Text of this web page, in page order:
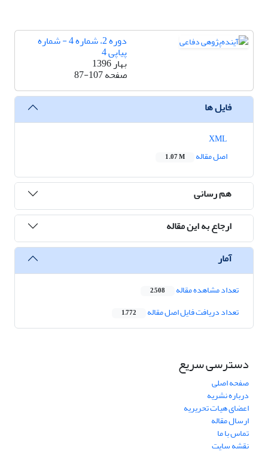
دوره 2، شماره 4 - شماره
پیاپی 4
بهار 1396
صفحه87-107
فایل ها
اصل مقاله
1.07 M
هم رسانی
ارجاع به این مقاله
آمار
تعداد مشاهده مقاله 2,508
تعداد دریافت فایل اصل مقاله 1,772
دسترسی سریع
صفحه اصلی
درباره نشریه
اعضای هیات تحریریه
ارسال مقاله
تماس با ما
نقشه سایت